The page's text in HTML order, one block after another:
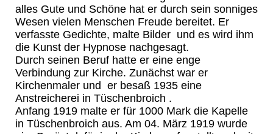
alles Gute und Schöne hat er durch sein sonniges
Wesen vielen Menschen Freude bereitet. Er
verfasste Gedichte, malte Bilder und es wird ihm
die Kunst der Hypnose nachgesagt.
Durch seinen Beruf hatte er eine enge
Verbindung zur Kirche. Zunächst war er
Kirchenmaler und er besaß 1935 eine
Anstreicherei in Tüschenbroich .
Anfang 1919 malte er für 1000 Mark die Kapelle
in Tüschenbroich aus. Am 04. März 1919 wurde